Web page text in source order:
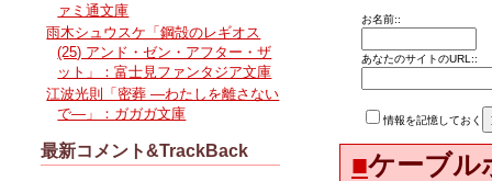
お名前::
あなたのサイトのURL::
情報を記憶しておく
■ケーブル
ァミ通文庫
雨木シュウスケ「鋼殻のレギオス
(25) アンド・ゼン・アフター・ザ
ット」：富士見ファンタジア文庫
江波光則「密葬 ―わたしを離さない
で―」：ガガガ文庫
最新コメント&TrackBack